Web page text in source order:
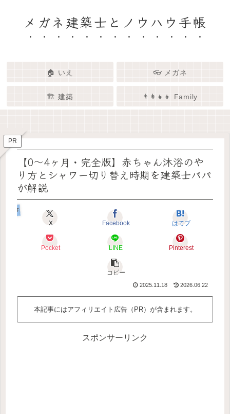
メガネ建築士とノウハウ手帳
🏠 いえ 👓 メガネ
🏗️ 建築 👨‍👩‍👧‍👦 Family
🏠✨ 建築士と考える「いい家」
👓✨ メガネの奥にある「わたし
🏗️✨ 建築 × エンタメで、暮らし
👨‍👩‍👧🌿 Family – 暮らしを育て
PR
【0〜4ヶ月・完全版】赤ちゃん沐浴のや
り方とシャワー切り替え時期を建築士パパ
が解説
Familyと子育て
X Facebook はてブ
Pocket LINE Pinterest
コピー
2025.11.18 2026.06.22
本記事にはアフィリエイト広告（PR）が含まれます。
スポンサーリンク